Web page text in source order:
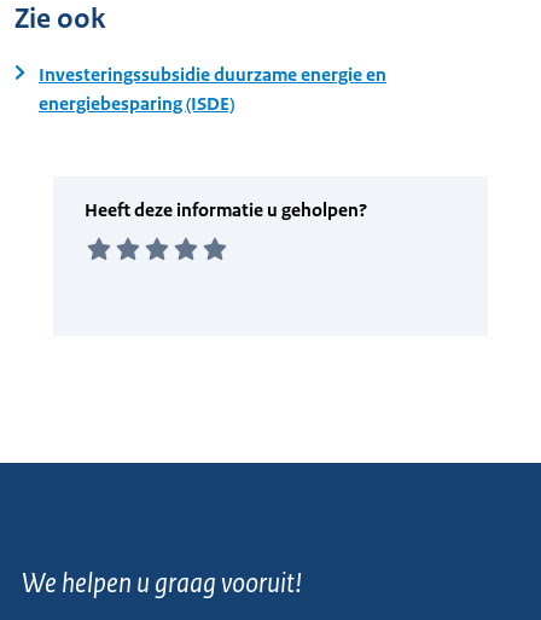
Zie ook
Investeringssubsidie duurzame energie en
energiebesparing (ISDE)
We helpen u graag vooruit!